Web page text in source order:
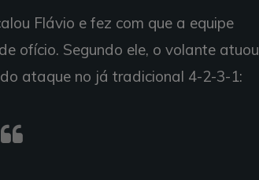
Flávio e fez com que a equipe
ofício. Segundo ele, o volante atuou
ataque no já tradicional 4-2-3-1: